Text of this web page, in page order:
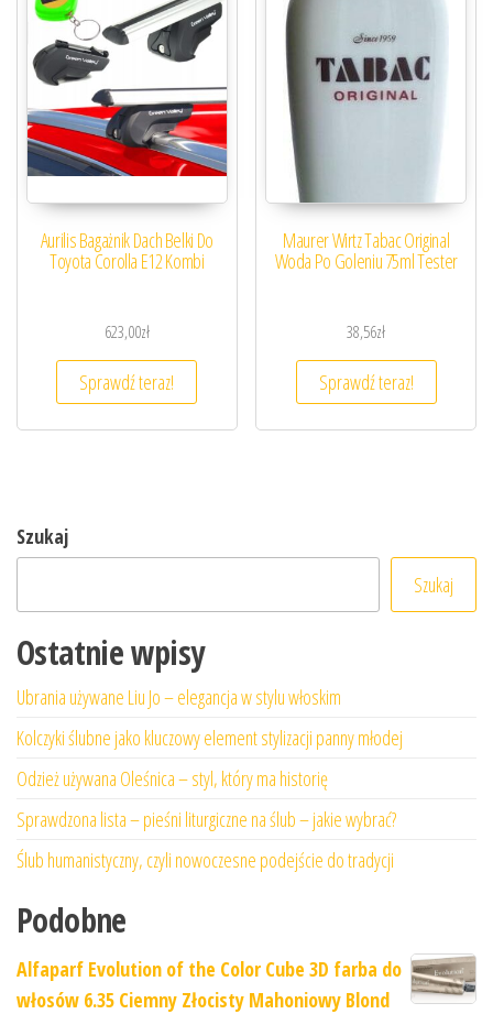
Aurilis Bagażnik Dach Belki Do
Toyota Corolla E12 Kombi
623,00zł
Sprawdź teraz!
Maurer Wirtz Tabac Original
Woda Po Goleniu 75ml Tester
38,56zł
Sprawdź teraz!
Szukaj
Szukaj
Ostatnie wpisy
Ubrania używane Liu Jo – elegancja w stylu włoskim
Kolczyki ślubne jako kluczowy element stylizacji panny młodej
Odzież używana Oleśnica – styl, który ma historię
Sprawdzona lista – pieśni liturgiczne na ślub – jakie wybrać?
Ślub humanistyczny, czyli nowoczesne podejście do tradycji
Podobne
Alfaparf Evolution of the Color Cube 3D farba do
włosów 6.35 Ciemny Złocisty Mahoniowy Blond